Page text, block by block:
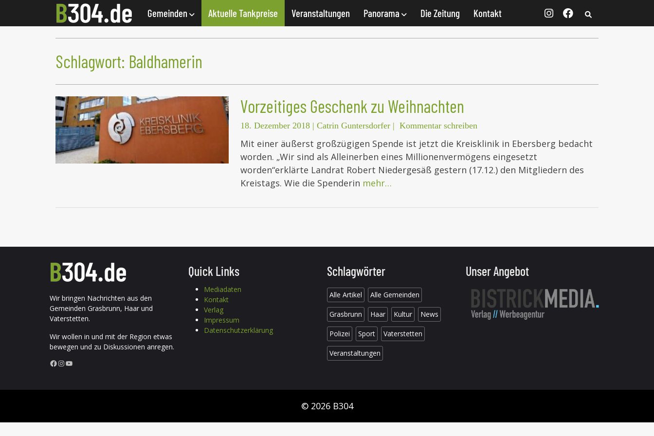
Gemeinden Aktuelle Tankpreise Veranstaltungen Panorama Die Zeitung Kontakt
Schlagwort: Baldhamerin
Vorzeitiges Geschenk zu Weihnachten
18. Dezember 2018 | Catrin Guntersdorfer | Kommentar schreiben
Mit einer äußerst großzügigen Spende ist jetzt die Kreisklinik in Ebersberg bedacht
worden. „Wir sind als Alleinerben eines Millionenvermögens eingesetzt
worden“erklärte Landrat Robert Niedergesäß gestern (17.12.) den Mitgliedern des
Kreistags. Wie die Spenderin mehr…
Wir bringen Nachrichten aus den
Gemeinden Grasbrunn, Haar und
Vaterstetten.
Wir wollen in und mit der Region etwas
bewegen und zu Diskussionen anregen.
Facebook InstagramYouTube
Quick Links
Mediadaten
Kontakt
Verlag
Impressum
Datenschutzerklärung
Schlagwörter
Alle Artikel Alle Gemeinden
Grasbrunn Haar Kultur News
Polizei Sport Vaterstetten
Veranstaltungen
Unser Angebot
© 2026 B304